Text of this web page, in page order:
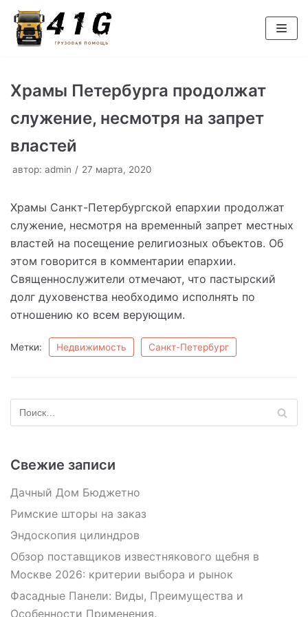
Перейти
к
Храмы Петербурга продолжат
служение, несмотря на запрет
властей
автор: admin 27 марта, 2020
Храмы Санкт-Петербургской епархии продолжат
служение, несмотря на временный запрет местных
властей на посещение религиозных объектов. Об
этом говорится в комментарии епархии.
Священнослужители отмечают, что пастырский
долг духовенства необходимо исполнять по
отношению ко всем верующим.
Метки: Недвижимость Санкт-Петербург
Свежие записи
Дачный Дом Бюджетно
Римские шторы на заказ
Эндоскопия цилиндров
Обзор поставщиков известнякового щебня в
Москве 2026: критерии выбора и рынок
Фасадные Панели: Виды, Преимущества и
Особенности Применения.